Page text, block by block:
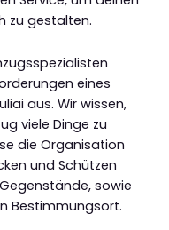
zu gestalten.
eines
aus. Wir wissen,
viele Dinge zu
die Organisation
und Schützen
sowie
Bestimmungsort.